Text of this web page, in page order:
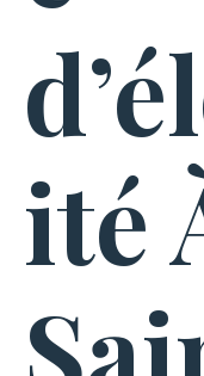
ité